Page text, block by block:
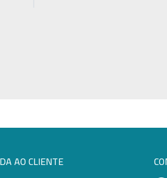
AO CLIENTE